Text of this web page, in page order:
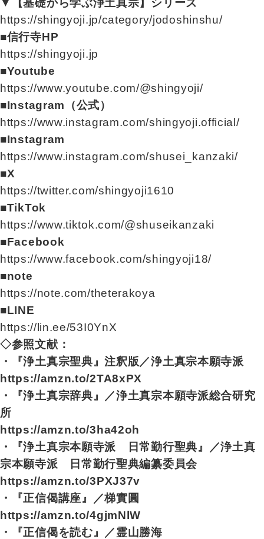
https://shingyoji.jp/category/jodoshinshu/
■信行寺HP
https://shingyoji.jp
■Youtube
https://www.youtube.com/@shingyoji/
■Instagram（公式）
https://www.instagram.com/shingyoji.official/
■Instagram
https://www.instagram.com/shusei_kanzaki/
■X
https://twitter.com/shingyoji1610
■TikTok
https://www.tiktok.com/@shuseikanzaki
■Facebook
https://www.facebook.com/shingyoji18/
■note
https://note.com/theterakoya
■LINE
https://lin.ee/53I0YnX
◇参照文献：
・『浄土真宗聖典』注釈版／浄土真宗本願寺派
https://amzn.to/2TA8xPX
・『浄土真宗辞典』／浄土真宗本願寺派総合研究
所
https://amzn.to/3ha42oh
・『浄土真宗本願寺派 日常勤行聖典』／浄土真
宗本願寺派 日常勤行聖典編纂委員会
https://amzn.to/3PXJ37v
・『正信偈講座』／梯實圓
https://amzn.to/4gjmNlW
・『正信偈を読む』／霊山勝海